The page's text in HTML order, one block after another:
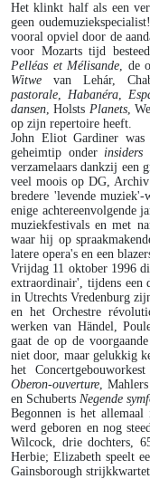
Het klinkt half als een
geen
vooral opviel door de
voor Mozarts tijd
Pelléas et Mélisande, de
Witwe van Lehár,
pastorale, Habanéra,
dansen, Holsts Planets,
op zijn repertoire heeft.
John Eliot Gardiner
geheimtip onderinsiders
verzamelaars dankzij een
veel moois op DG,
bredere 'levende
enige achtereenvolgende
muziekfestivals en met
waar hij op
latere opera's en een
Vrijdag 11 oktober 1996
extraordinair', tijdens een
in Utrechts Vredenburg
en het Orchestre
werken van Händel,
gaat de op de
niet door, maar gelukkig
het
Oberon-ouverture,
en Schuberts Negende
Begonnen is het
werd geboren en nog
Wilcock, drie dochters,
Herbie; Elizabeth speelt
Gainsborough